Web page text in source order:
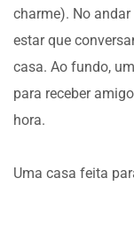
charme). No
estar que
casa. Ao fundo,
para receber
hora.
Uma casa feita